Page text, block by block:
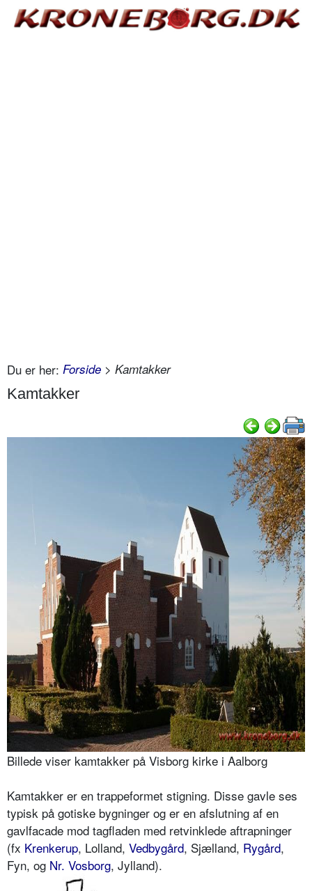
Du er her: Forside > Kamtakker
Kamtakker
Billede viser kamtakker på Visborg kirke i Aalborg
Kamtakker er en trappeformet stigning. Disse gavle ses
typisk på gotiske bygninger og er en afslutning af en
gavlfacade mod tagfladen med retvinklede aftrapninger
(fx Krenkerup, Lolland, Vedbygård, Sjælland, Rygård,
Fyn, og Nr. Vosborg, Jylland).